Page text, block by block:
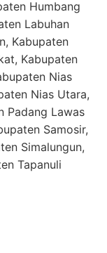
Humbang
Labuhan
Kabupaten
Kabupaten
Nias
Nias Utara,
Padang Lawas
Samosir,
Simalungun,
Tapanuli